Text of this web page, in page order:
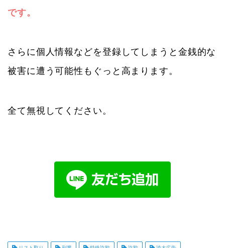
です。
さらに個人情報などを登録してしまうと金銭的な
被害に遭う可能性もぐっと高まります。
全て無視してください。